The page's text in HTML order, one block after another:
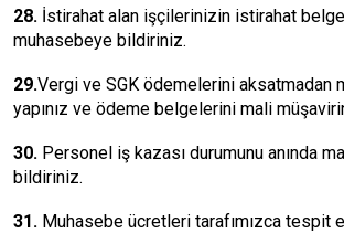
28. İstirahat alan işçilerinizin istirahat
muhasebeye bildiriniz.
29.Vergi ve SGK ödemelerini aksatmadan
yapınız ve ödeme belgelerini mali
30. Personel iş kazası durumunu anında
bildiriniz.
31. Muhasebe ücretleri tarafımızca tespit